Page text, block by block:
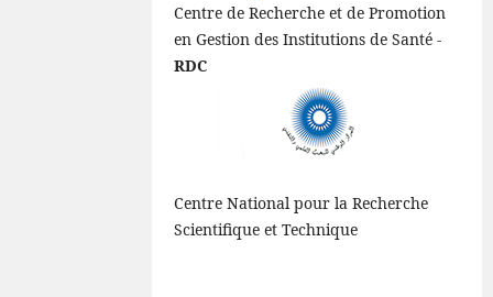
Centre de Recherche et de Promotion
en Gestion des Institutions de Santé -
RDC
Centre National pour la Recherche
Scientifique et Technique